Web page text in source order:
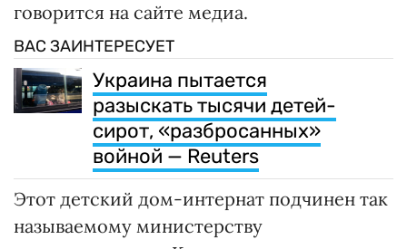
говорится на сайте медиа.
ВАС ЗАИНТЕРЕСУЕТ
Украина пытается
разыскать тысячи детей-
сирот, «разбросанных»
войной — Reuters
Этот детский дом-интернат подчинен так
называемому министерству